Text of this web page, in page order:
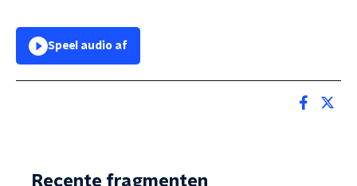
Speel audio af
Recente fragmenten